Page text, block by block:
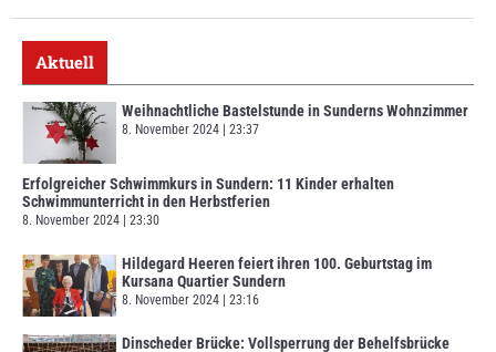
Aktuell
Weihnachtliche Bastelstunde in Sunderns Wohnzimmer
8. November 2024 23:37
Erfolgreicher Schwimmkurs in Sundern: 11 Kinder erhalten
Schwimmunterricht in den Herbstferien
8. November 2024 23:30
Hildegard Heeren feiert ihren 100. Geburtstag im
Kursana Quartier Sundern
8. November 2024 23:16
Dinscheder Brücke: Vollsperrung der Behelfsbrücke